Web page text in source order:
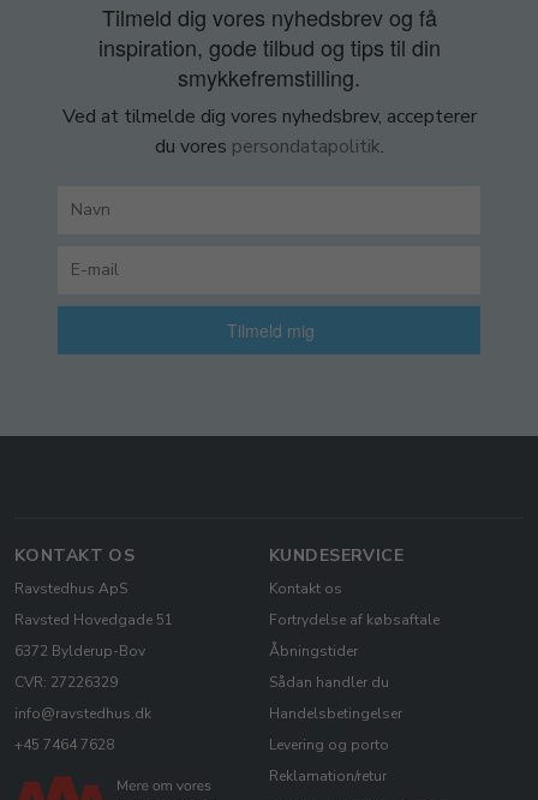
Tilmeld dig vores nyhedsbrev og få
inspiration, gode tilbud og tips til din
smykkefremstilling.
Ved at tilmelde dig vores nyhedsbrev, accepterer
du vores persondatapolitik.
Tilmeld mig
KONTAKT OS
Ravstedhus ApS
Ravsted Hovedgade 51
6372 Bylderup-Bov
CVR: 27226329
info@ravstedhus.dk
+45 7464 7628
KUNDESERVICE
Kontakt os
Fortrydelse af købsaftale
Åbningstider
Sådan handler du
Handelsbetingelser
Levering og porto
Reklamation/retur